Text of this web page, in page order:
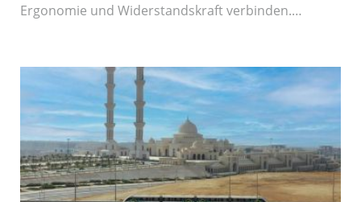
Ergonomie und Widerstandskraft verbinden.…